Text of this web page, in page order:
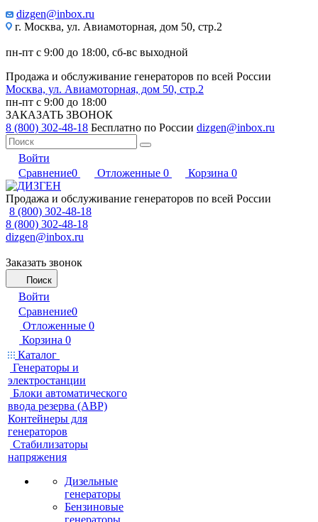
dizgen@inbox.ru
г. Москва, ул. Авиамоторная, дом 50, стр.2
пн-пт с 9:00 до 18:00, сб-вс выходной
Продажа и обслуживание генераторов по всей России
Москва, ул. Авиамоторная, дом 50, стр.2
пн-пт с 9:00 до 18:00
ЗАКАЗАТЬ ЗВОНОК
8 (800) 302-48-18 Бесплатно по России dizgen@inbox.ru
Войти
Сравнение0 Отложенные 0 Корзина 0
Продажа и обслуживание генераторов по всей России
8 (800) 302-48-18
8 (800) 302-48-18
dizgen@inbox.ru
Заказать звонок
Поиск
Войти
Сравнение0
Отложенные 0
Корзина 0
Каталог
Генераторы и
электростанции
Блоки автоматического
ввода резерва (АВР)
Контейнеры для
генераторов
Стабилизаторы
напряжения
Дизельные
генераторы
Бензиновые
генераторы